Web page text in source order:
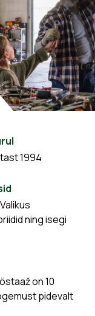
1994
ning isegi
on 10
pidevalt